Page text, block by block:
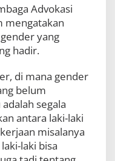
Advokasi
mengatakan
yang
hadir.
di mana gender
belum
segala
antara laki-laki
misalanya
laki bisa